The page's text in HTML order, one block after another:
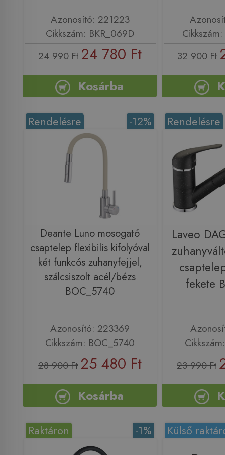
Azonosító: 221223
Cikkszám: BKR_069D
24 990 Ft 24 780 Ft
Kosárba
32 900 Ft
-12%
Rendelésre
Deante Luno mosogató
csaptelep flexibilis kifolyóval
két funkcós zuhanyfejjel,
szálcsiszolt acél/bézs
BOC_5740
Azonosító: 223369
Cikkszám: BOC_5740
28 900 Ft 25 480 Ft
Kosárba
Rendelésre
Laveo
fekete
23 990 Ft
-1%
Raktáron Külső